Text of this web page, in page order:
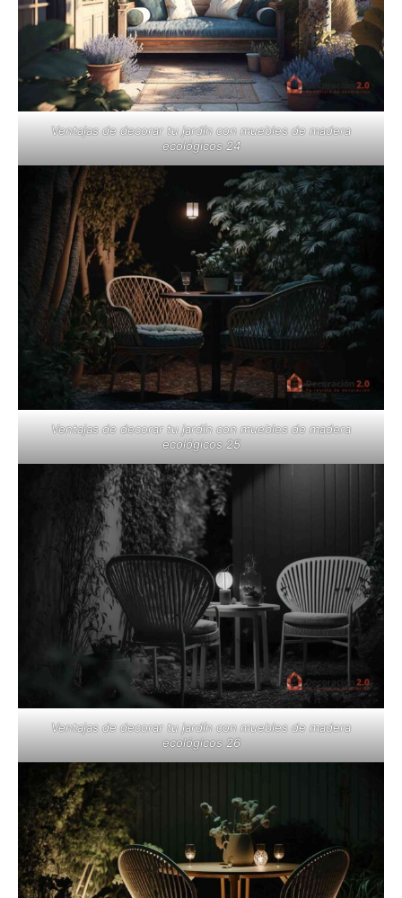
Ventajas de decorar tu jardín con muebles de madera
ecológicos 24
Ventajas de decorar tu jardín con muebles de madera
ecológicos 25
Ventajas de decorar tu jardín con muebles de madera
ecológicos 26